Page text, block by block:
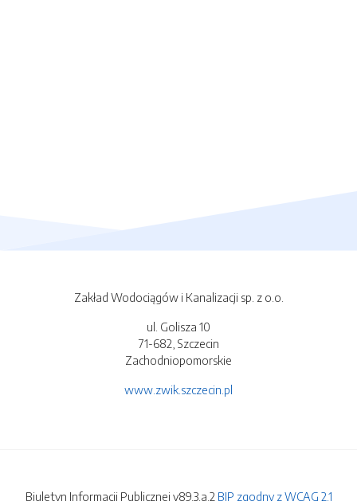
Zakład Wodociągów i Kanalizacji sp. z o.o.
ul. Golisza 10
71-682, Szczecin
Zachodniopomorskie
www.zwik.szczecin.pl
Biuletyn Informacji Publicznej v89.3.a.2 BIP zgodny z WCAG 2.1